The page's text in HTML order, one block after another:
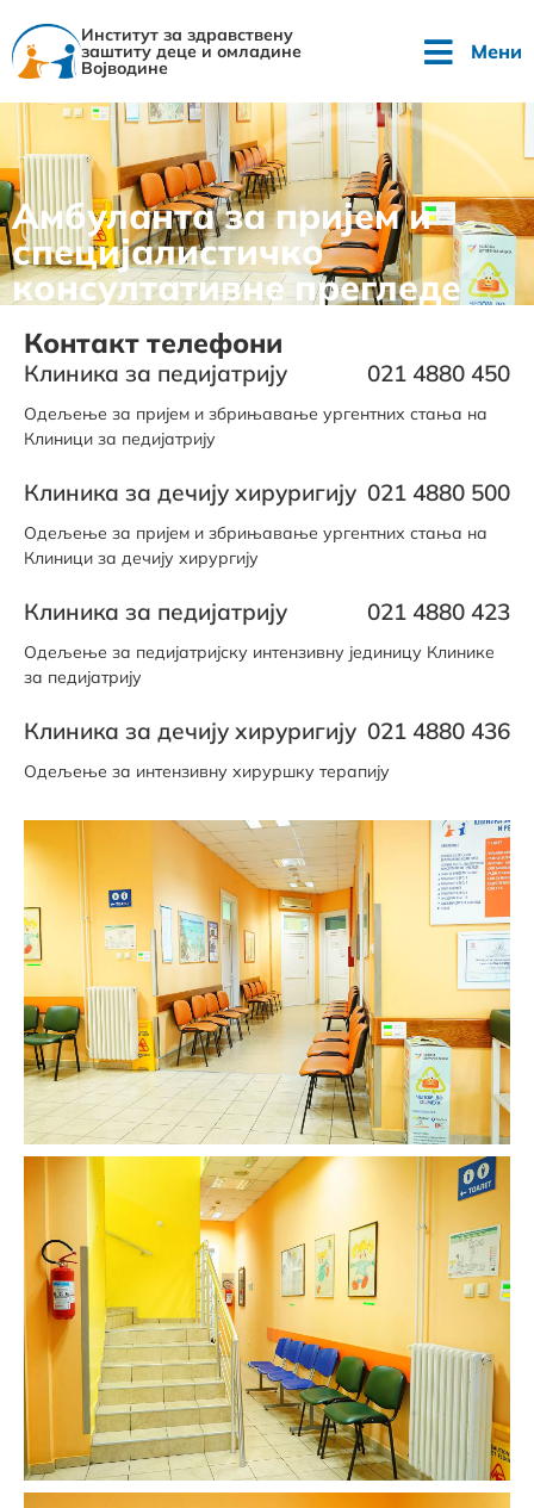
Институт за здравствену
заштиту деце и омладине
Војводине
Мени
Амбуланта за пријем и
специјалистичко
консултативне прегледе
Контакт телефони
Клиника за педијатрију 021 4880 450
Одељење за пријем и збрињавање ургентних стања на
Клиници за педијатрију
Клиника за дечију хируригију 021 4880 500
Одељење за пријем и збрињавање ургентних стања на
Клиници за дечију хирургију
Клиника за педијатрију 021 4880 423
Одељење за педијатријску интензивну јединицу Клинике
за педијатрију
Клиника за дечију хируригију 021 4880 436
Одељење за интензивну хируршку терапију